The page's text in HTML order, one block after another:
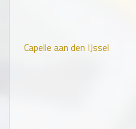
Capelle aan den IJssel